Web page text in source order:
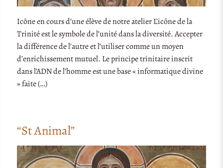
Icône en cours d’une élève de notre atelier L’icône de la
Trinité est le symbole de l’unité dans la diversité. Accepter
la différence de l’autre et l’utiliser comme un moyen
d’enrichissement mutuel. Le principe trinitaire inscrit
dans l’ADN de l’homme est une base « informatique divine
» faite (…)
“St Animal”